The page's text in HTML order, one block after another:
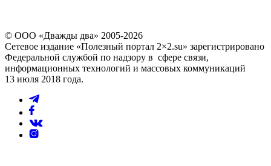
© ООО «Дважды два» 2005-2026
Сетевое издание «Полезный портал 2×2.su» зарегистрировано
Федеральной службой по надзору в сфере связи,
информационных технологий и массовых коммуникаций
13 июля 2018 года.